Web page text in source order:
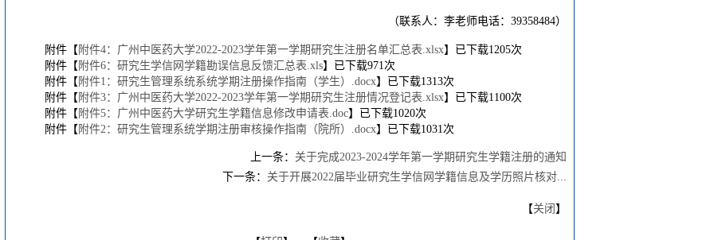
（联系人：李老师电话：39358484）
附件【 附件4：广州中医药大学2022-2023学年第一学期研究生注册名单汇总表.xlsx】已下载1205次
附件【 附件6：研究生学信网学籍勘误信息反馈汇总表.xls】已下载971次
附件【 附件1：研究生管理系统系统学期注册操作指南（学生）.docx】已下载1313次
附件【 附件3：广州中医药大学2022-2023学年第一学期研究生注册情况登记表.xlsx】已下载1100次
附件【 附件5：广州中医药大学研究生学籍信息修改申请表.doc】已下载1020次
附件【 附件2：研究生管理系统学期注册审核操作指南（院所）.docx】已下载1031次
上一条： 关于完成2023-2024学年第一学期研究生学籍注册的通知
下一条： 关于开展2022届毕业研究生学信网学籍信息及学历照片核对...
【关闭 】